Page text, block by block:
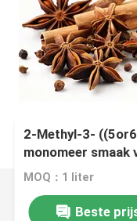
2-Methyl-3-
monomeer
geur
MOQ：1 liter
Beste